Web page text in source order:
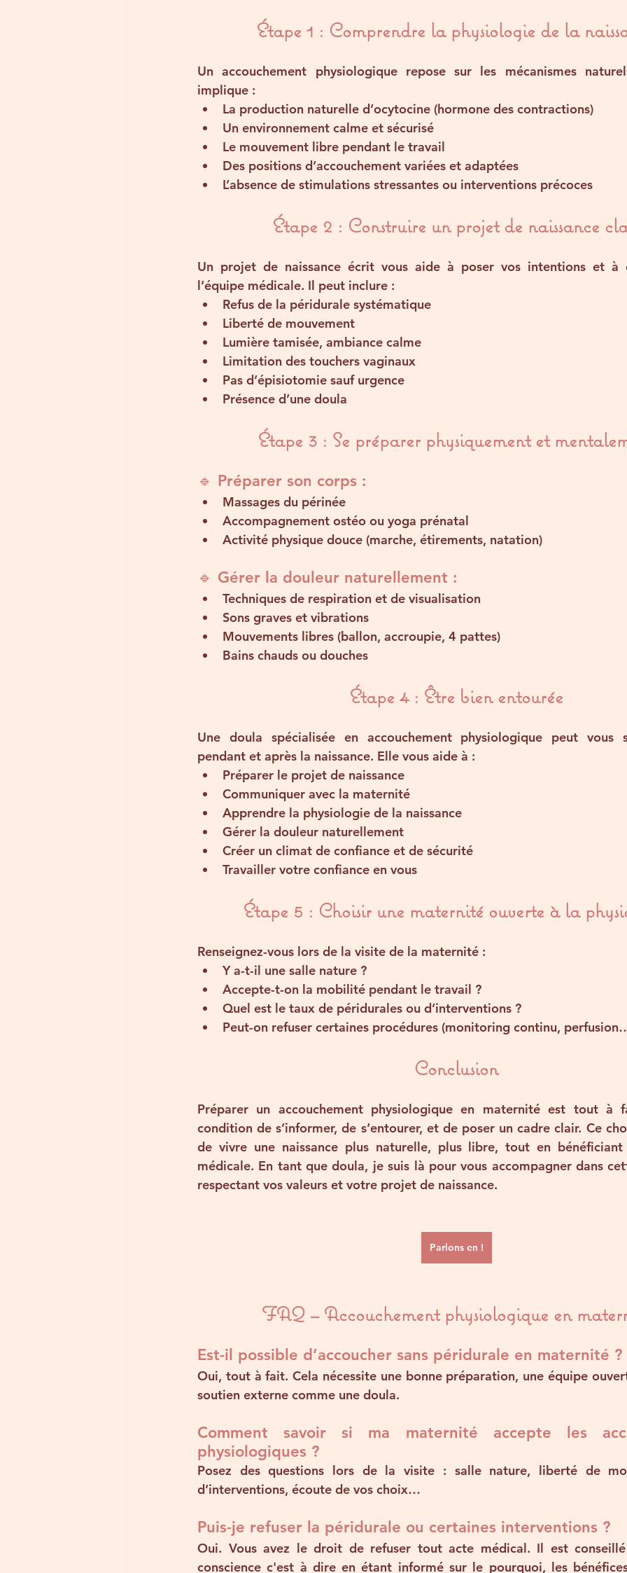
Étape 1 : Comprendre la physiologie de la
Un accouchement physiologique repose sur les mécanismes
implique :
La production naturelle d’ocytocine (hormone des contractions)
Un environnement calme et sécurisé
Le mouvement libre pendant le travail
Des positions d’accouchement variées et adaptées
L’absence de stimulations stressantes ou interventions précoces
Étape 2 : Construire un projet de naissance
Un projet de naissance écrit vous aide à poser vos intentions et à
l’équipe médicale. Il peut inclure :
Refus de la péridurale systématique
Liberté de mouvement
Lumière tamisée, ambiance calme
Limitation des touchers vaginaux
Pas d’épisiotomie sauf urgence
Présence d’une doula
Étape 3 : Se préparer physiquement et
🔹 Préparer son corps :
Massages du périnée
Accompagnement ostéo ou yoga prénatal
Activité physique douce (marche, étirements, natation)
🔹 Gérer la douleur naturellement :
Techniques de respiration et de visualisation
Sons graves et vibrations
Mouvements libres (ballon, accroupie, 4 pattes)
Bains chauds ou douches
Étape 4 : Être bien entourée
Une doula spécialisée en accouchement physiologique peut vous
pendant et après la naissance. Elle vous aide à :
Préparer le projet de naissance
Communiquer avec la maternité
Apprendre la physiologie de la naissance
Gérer la douleur naturellement
Créer un climat de confiance et de sécurité
Travailler votre confiance en vous
Étape 5 : Choisir une maternité ouverte à la
Renseignez-vous lors de la visite de la maternité :
Y a-t-il une salle nature ?
Accepte-t-on la mobilité pendant le travail ?
Quel est le taux de péridurales ou d’interventions ?
Peut-on refuser certaines procédures (monitoring continu,
Conclusion
Préparer un accouchement physiologique en maternité est tout à
condition de s’informer, de s’entourer, et de poser un cadre clair. Ce
de vivre une naissance plus naturelle, plus libre, tout en
médicale. En tant que doula, je suis là pour vous accompagner dans
respectant vos valeurs et votre projet de naissance.
Parlons en !
FAQ – Accouchement physiologique en
Est-il possible d’accoucher sans péridurale en maternité ?
Oui, tout à fait. Cela nécessite une bonne préparation, une équipe
soutien externe comme une doula.
Comment savoir si ma maternité accepte les
physiologiques ?
Posez des questions lors de la visite : salle nature, liberté de
d’interventions, écoute de vos choix…
Puis-je refuser la péridurale ou certaines interventions ?
Oui. Vous avez le droit de refuser tout acte médical. Il est
conscience c'est à dire en étant informé sur le pourquoi, les